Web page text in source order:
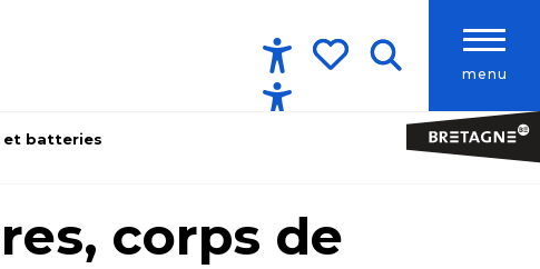
menu
Accessibilité
et batteries
corps de